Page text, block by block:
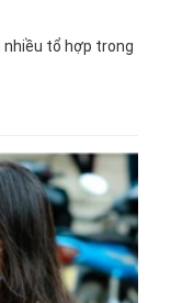
nhiều tổ hợp trong